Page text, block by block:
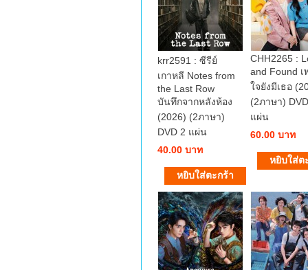
krr2591 : ซีรีย์
เกาหลี Notes from
the Last Row
บันทึกจากหลังห้อง
(2026) (2ภาษา)
DVD 2 แผ่น
40.00 บาท
CHH2265 :
and Found เ
ใจยังมีเธอ
(2ภาษา)
แผ่น
60.00 บาท